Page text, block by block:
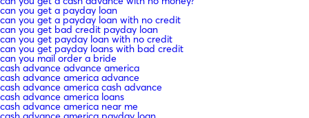
can you get a payday loan
can you get a payday loan with no credit
can you get bad credit payday loan
can you get payday loan with no credit
can you get payday loans with bad credit
can you mail order a bride
cash advance advance america
cash advance america advance
cash advance america cash advance
cash advance america loans
cash advance america near me